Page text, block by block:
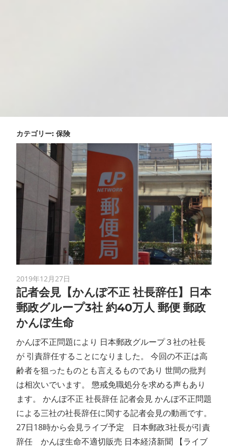
カテゴリー: 保険
2019年12月27日
記者会見【かんぽ不正 社長辞任】日本
郵政グループ3社 約40万人 郵便 郵政
かんぽ生命
かんぽ不正問題により 日本郵政グループ３社の社長
が 引責辞任することになりました。 今回の不正は高
齢者を狙ったものとも言えるものであり 世間の批判
は相次いでいます。 懲戒免職処分を求める声もあり
ます。 かんぽ不正 社長辞任 記者会見 かんぽ不正問題
による三社の社長辞任に関する記者会見の動画です。
27日18時から会見ライブ予定 日本郵政3社長が引責
辞任 かんぽ生命不適切販売 日本経済新聞 【ライブ